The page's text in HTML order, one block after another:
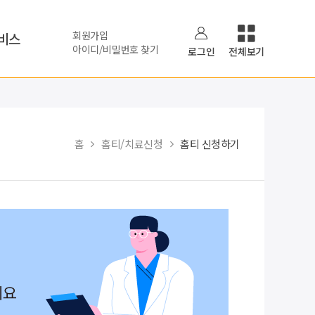
스
회원가입
아이디/비밀번호 찾기
로그인 전체보기
홈 홈티/치료신청 홈티 신청하기